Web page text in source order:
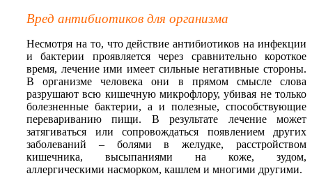
Вред антибиотиков для организма
Несмотря на то, что действие антибиотиков на инфекции
и бактерии проявляется через сравнительно короткое
время, лечение ими имеет сильные негативные стороны.
В организме человека они в прямом смысле слова
разрушают всю кишечную микрофлору, убивая не только
болезненные бактерии, а и полезные, способствующие
перевариванию пищи. В результате лечение может
затягиваться или сопровождаться появлением других
заболеваний – болями в желудке, расстройством
кишечника, высыпаниями на коже, зудом,
аллергическими насморком, кашлем и многими другими.